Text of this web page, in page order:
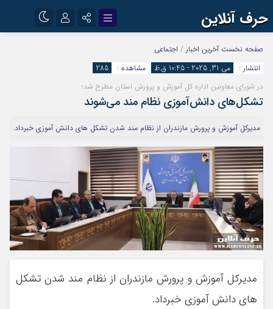
حرف آنلاین
اینستاگرام
آپارات
رمز عبور
صفحه نخست آخرین اخبار / اجتماعی
انتشار :
می 31, 2025 - 10:45 ق.ظ مشاهده :
285
در شورای معاونین اداره کل آموزش و پرورش استان مطرح شد؛
تشکل‌های دانش‌آموزی نظام مند می‌شوند
مدیرکل آموزش و پرورش مازندران از نظام مند شدن تشکل های دانش آموزی خبرداد.
مدیرکل آموزش و پرورش مازندران از نظام مند شدن تشکل
های دانش آموزی خبرداد.